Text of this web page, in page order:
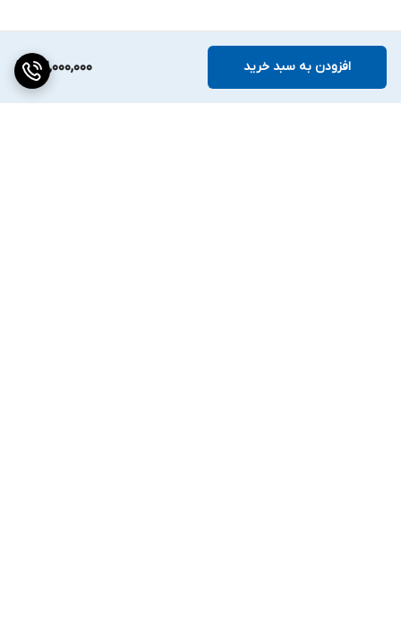
32,000,000 افزودن به سبد خرید